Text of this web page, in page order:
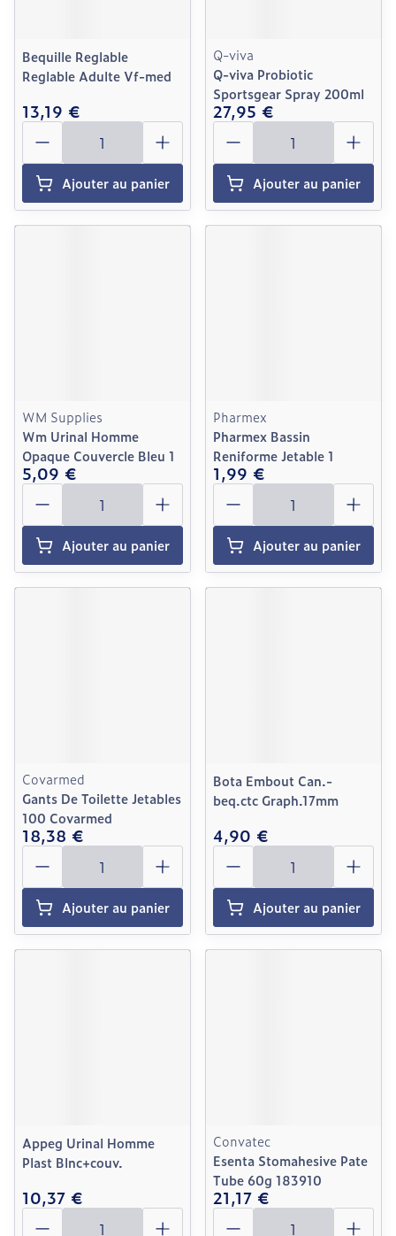
Bequille Reglable
Reglable Adulte Vf-med
13,19 €
Quantité
Ajouter au panier
Q-viva
Q-viva Probiotic
Sportsgear Spray 200ml
27,95 €
Quantité
Ajouter au panier
WM Supplies
Wm Urinal Homme
Opaque Couvercle Bleu 1
5,09 €
Quantité
Ajouter au panier
Pharmex
Pharmex Bassin
Reniforme Jetable 1
1,99 €
Quantité
Ajouter au panier
Covarmed
Gants De Toilette Jetables
100 Covarmed
18,38 €
Quantité
Ajouter au panier
Bota Embout Can.-
beq.ctc Graph.17mm
4,90 €
Quantité
Ajouter au panier
Appeg Urinal Homme
Plast Blnc+couv.
10,37 €
Quantité
Convatec
Esenta Stomahesive Pate
Tube 60g 183910
21,17 €
Quantité